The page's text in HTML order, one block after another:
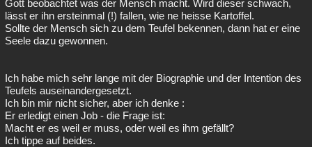
Gott beobachtet was der Mensch macht. Wird dieser schwach,
lässt er ihn ersteinmal (!) fallen, wie ne heisse Kartoffel.
Sollte der Mensch sich zu dem Teufel bekennen, dann hat er eine
Seele dazu gewonnen.
Ich habe mich sehr lange mit der Biographie und der Intention des
Teufels auseinandergesetzt.
Ich bin mir nicht sicher, aber ich denke :
Er erledigt einen Job - die Frage ist:
Macht er es weil er muss, oder weil es ihm gefällt?
Ich tippe auf beides.